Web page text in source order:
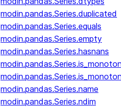
modin.pandas.Series.duplicated
modin.pandas.Series.equals
modin.pandas.Series.empty
modin.pandas.Series.hasnans
modin.pandas.Series.name
modin.pandas.Series.ndim